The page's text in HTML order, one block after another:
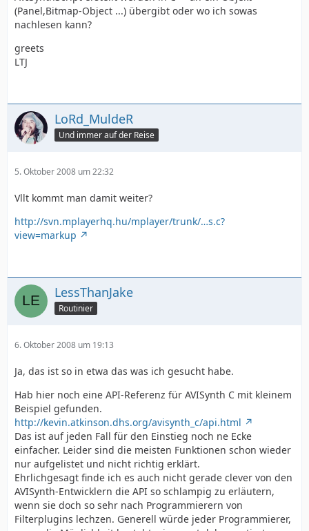
(Panel,Bitmap-Object ...) übergibt oder wo ich sowas
nachlesen kann?
greets
LTJ
LoRd_MuldeR
Und immer auf der Reise
5. Oktober 2008 um 22:32
Vllt kommt man damit weiter?
http://svn.mplayerhq.hu/mplayer/trunk/…s.c?
view=markup
LessThanJake
Routinier
6. Oktober 2008 um 19:13
Ja, das ist so in etwa das was ich gesucht habe.
Hab hier noch eine API-Referenz für AVISynth C mit kleinem
Beispiel gefunden.
http://kevin.atkinson.dhs.org/avisynth_c/api.html
Das ist auf jeden Fall für den Einstieg noch ne Ecke
einfacher. Leider sind die meisten Funktionen schon wieder
nur aufgelistet und nicht richtig erklärt.
Ehrlichgesagt finde ich es auch nicht gerade clever von den
AVISynth-Entwicklern die API so schlampig zu erläutern,
wenn sie doch so sehr nach Programmierern von
Filterplugins lechzen. Generell würde jeder Programmierer,